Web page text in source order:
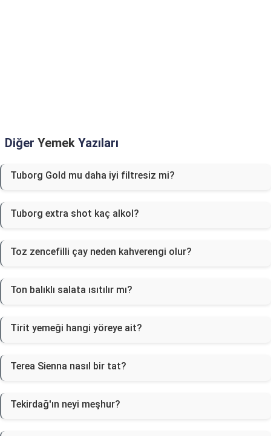
Diğer Yemek Yazıları
Tuborg Gold mu daha iyi filtresiz mi?
Tuborg extra shot kaç alkol?
Toz zencefilli çay neden kahverengi olur?
Ton balıklı salata ısıtılır mı?
Tirit yemeği hangi yöreye ait?
Terea Sienna nasıl bir tat?
Tekirdağ'ın neyi meşhur?